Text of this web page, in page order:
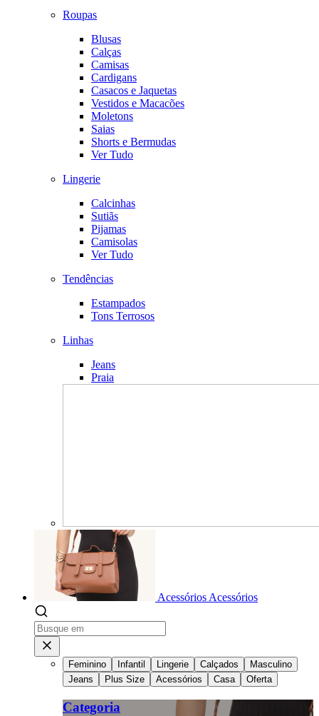
Roupas
Blusas
Calças
Camisas
Cardigans
Casacos e Jaquetas
Vestidos e Macacões
Moletons
Saias
Shorts e Bermudas
Ver Tudo
Lingerie
Calcinhas
Sutiãs
Pijamas
Camisolas
Ver Tudo
Tendências
Estampados
Tons Terrosos
Linhas
Jeans
Praia
Acessórios Acessórios
Feminino Infantil Lingerie Calçados
Masculino
Jeans
Plus Size Acessórios Casa Oferta
Categoria